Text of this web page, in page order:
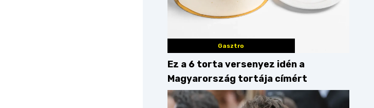
Gasztro
Ez a 6 torta versenyez idén a
Magyarország tortája címért